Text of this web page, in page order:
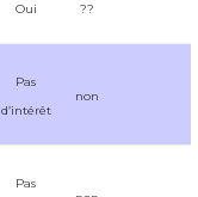
Oui ??
Pas
d’intérêt
non
Pas